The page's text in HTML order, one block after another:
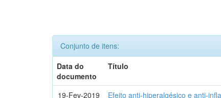
Conjunto de itens:
Data do
documento
Título
19-Fev-2019 Efeito anti-hiperalgésico e anti-